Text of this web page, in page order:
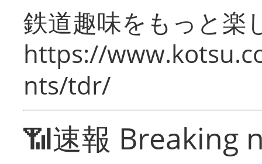
鉄道趣味をもっと楽
https://
nts/tdr/
📶速報 Breaking